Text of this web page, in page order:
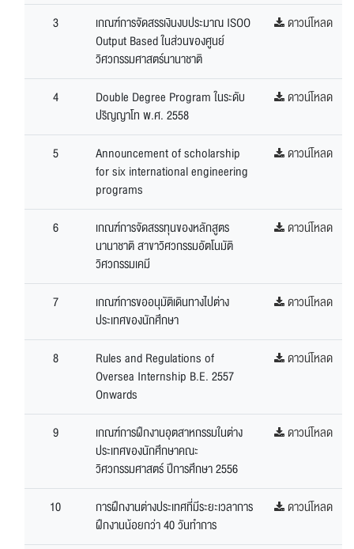
3
เกณฑ์การจัดสรรเงินงบประมาณ ISOO
Output Based ในส่วนของศูนย์
วิศวกรรมศาสตร์นานาชาติ
ดาวน์โหลด
4
Double Degree Program ในระดับ
ปริญญาโท พ.ศ. 2558
ดาวน์โหลด
5
Announcement of scholarship
for six international engineering
programs
ดาวน์โหลด
6
เกณฑ์การจัดสรรทุนของหลักสูตร
นานาชาติ สาขาวิศวกรรมอัตโนมัติ
วิศวกรรมเคมี
ดาวน์โหลด
7
เกณฑ์การขออนุมัติเดินทางไปต่าง
ประเทศของนักศึกษา
ดาวน์โหลด
8
Rules and Regulations of
Oversea Internship B.E. 2557
Onwards
ดาวน์โหลด
9
เกณฑ์การฝึกงานอุตสาหกรรมในต่าง
ประเทศของนักศึกษาคณะ
วิศวกรรมศาสตร์ ปีการศึกษา 2556
ดาวน์โหลด
10
การฝึกงานต่างประเทศที่มีระยะเวลาการ
ฝึกงานน้อยกว่า 40 วันทำการ
ดาวน์โหลด